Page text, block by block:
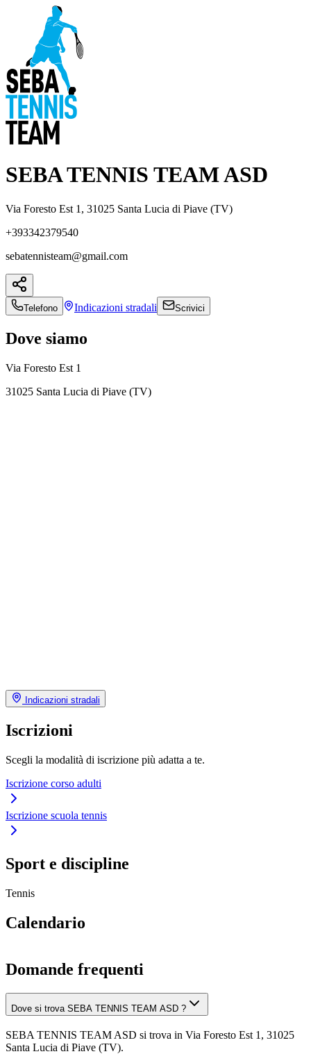
SEBA TENNIS TEAM ASD
Via Foresto Est 1, 31025 Santa Lucia di Piave (TV)
+393342379540
sebatennisteam@gmail.com
Telefono Indicazioni stradali Scrivici
Dove siamo
Via Foresto Est 1
31025 Santa Lucia di Piave (TV)
Indicazioni stradali
Iscrizioni
Scegli la modalità di iscrizione più adatta a te.
Iscrizione corso adulti
Iscrizione scuola tennis
Sport e discipline
Tennis
Calendario
Domande frequenti
Dove si trova SEBA TENNIS TEAM ASD ?
SEBA TENNIS TEAM ASD si trova in Via Foresto Est 1, 31025
Santa Lucia di Piave (TV).